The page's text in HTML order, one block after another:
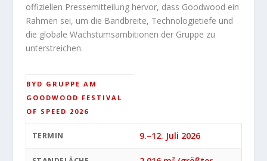
offiziellen Pressemitteilung hervor, dass Goodwood ein
Rahmen sei, um die Bandbreite, Technologietiefe und
die globale Wachstumsambitionen der Gruppe zu
unterstreichen.
BYD GRUPPE AM
GOODWOOD FESTIVAL
OF SPEED 2026
TERMIN 9.–12. Juli 2026